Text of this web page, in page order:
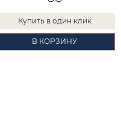
Купить в один клик
В КОРЗИНУ